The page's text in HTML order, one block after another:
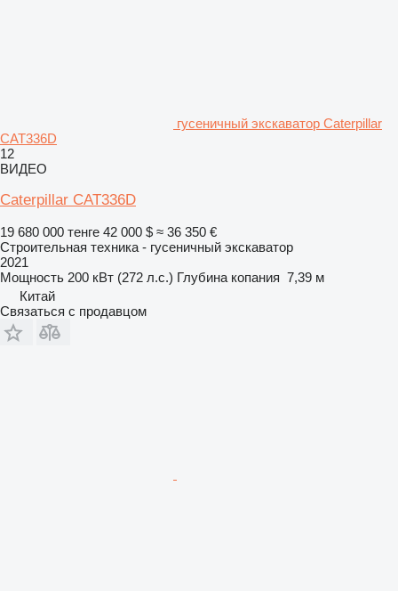
гусеничный экскаватор Caterpillar
CAT336D
12
ВИДЕО
Caterpillar CAT336D
19 680 000 тенге 42 000 $ ≈ 36 350 €
Строительная техника - гусеничный экскаватор
2021
Мощность 200 кВт (272 л.с.) Глубина копания 7,39 м
Китай
Связаться с продавцом